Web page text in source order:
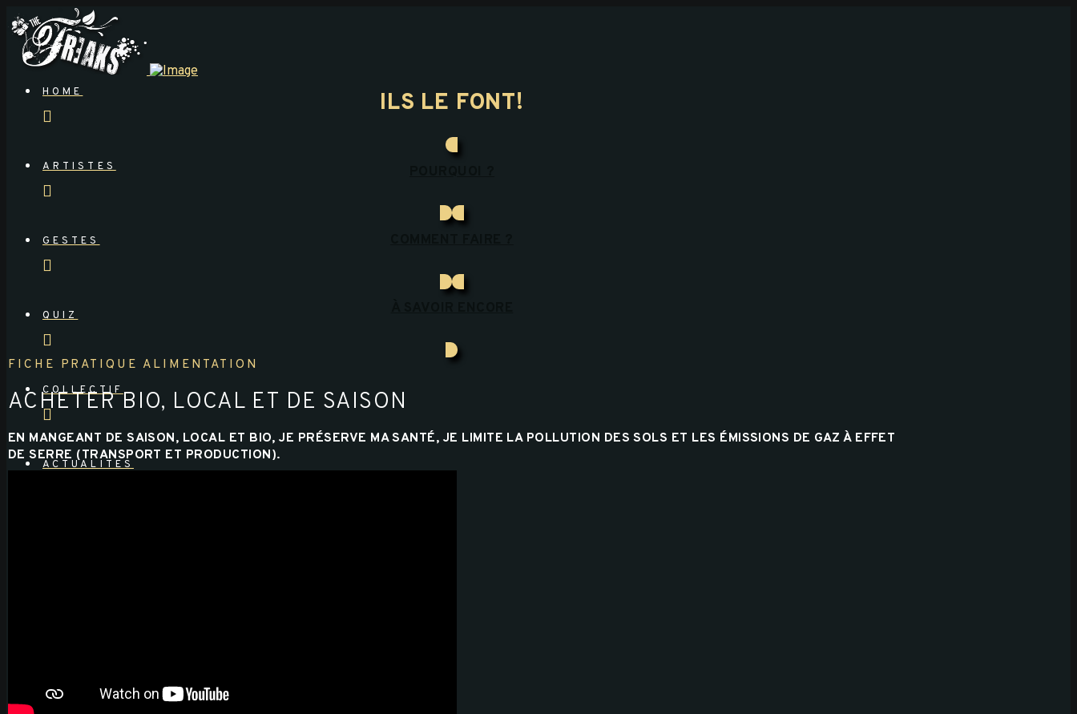
HOME
ARTISTES
GESTES
QUIZ
COLLECTIF
ACTUALITES
ILS LE FONT!
FICHE PRATIQUE ALIMENTATION
ACHETER BIO, LOCAL ET DE SAISON
EN MANGEANT DE SAISON, LOCAL ET BIO, JE PRÉSERVE MA SANTÉ, JE LIMITE LA POLLUTION DES SOLS ET LES ÉMISSIONS DE GAZ À EFFET
DE SERRE (TRANSPORT ET PRODUCTION).